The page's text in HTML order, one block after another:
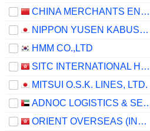
CHINA MERCHANTS ENERGY SHIPPING CO., LTD.
NIPPON YUSEN KABUSHIKI KAISHA
HMM CO.,LTD
SITC INTERNATIONAL HOLDINGS COMPANY LIMITED
MITSUI O.S.K. LINES, LTD.
ADNOC LOGISTICS &
ORIENT OVERSEAS (INTERNATIONAL) LIMITED